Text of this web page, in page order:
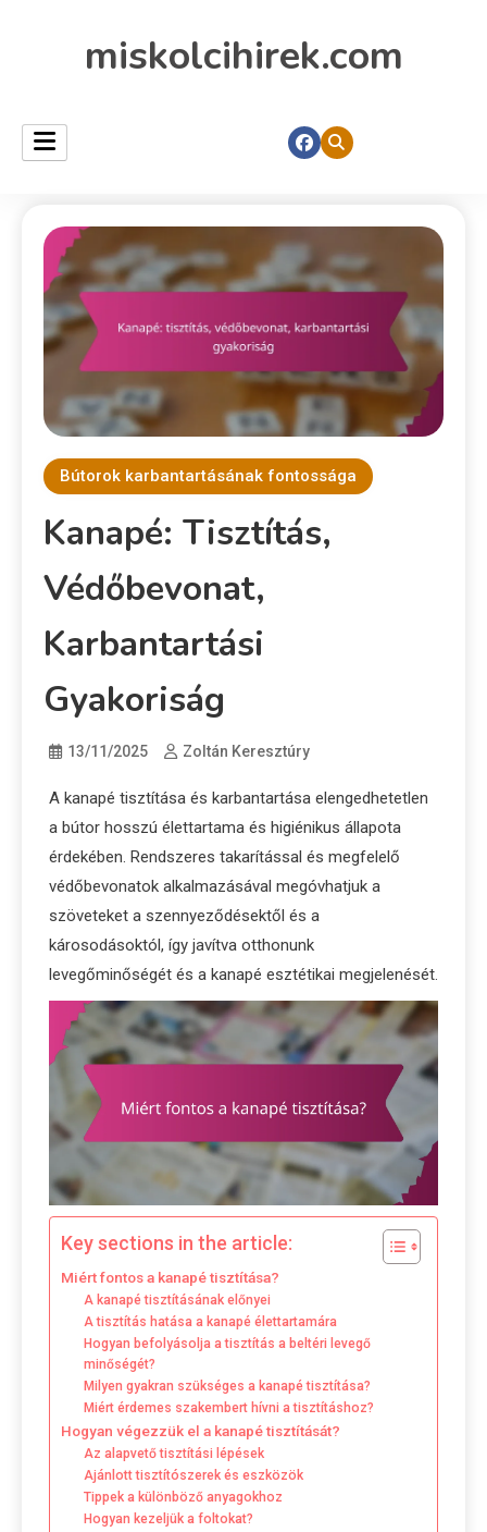
miskolcihirek.com
Bútorok karbantartásának fontossága
Kanapé: Tisztítás,
Védőbevonat,
Karbantartási
Gyakoriság
13/11/2025 Zoltán Keresztúry
A kanapé tisztítása és karbantartása elengedhetetlen
a bútor hosszú élettartama és higiénikus állapota
érdekében. Rendszeres takarítással és megfelelő
védőbevonatok alkalmazásával megóvhatjuk a
szöveteket a szennyeződésektől és a
károsodásoktól, így javítva otthonunk
levegőminőségét és a kanapé esztétikai megjelenését.
Key sections in the article:
Miért fontos a kanapé tisztítása?
A kanapé tisztításának előnyei
A tisztítás hatása a kanapé élettartamára
Hogyan befolyásolja a tisztítás a beltéri levegő
minőségét?
Milyen gyakran szükséges a kanapé tisztítása?
Miért érdemes szakembert hívni a tisztításhoz?
Hogyan végezzük el a kanapé tisztítását?
Az alapvető tisztítási lépések
Ajánlott tisztítószerek és eszközök
Tippek a különböző anyagokhoz
Hogyan kezeljük a foltokat?